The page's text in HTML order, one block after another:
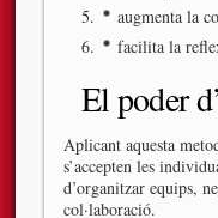
augmenta la
facilita la
El poder
Aplicant aquesta
s’accepten les
d’organitzar equips,
col·laboració.